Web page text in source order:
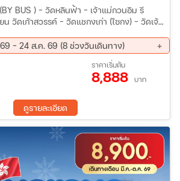
BUS ) – วัดหลินฟ้า – เจ้าแม่กวนอิม รี
HERITAGE วัดแชกง(ซาทิน) – ช้อป
SHOPPING อิสระช้อปปิ้ง
- 24 ส.ค. 69 (8 ช่วงวันเดินทาง)
10 ส.ค. 69 - 13 ส.ค. 69
17 ส.ค. 69 - 20 ส.ค. 69
21 ส.ค. 69 - 24 ส.ค. 69
27 ส.ค. 69 - 30 ส.ค. 69
ราคาเริ่มต้น
8,888 บาท
ดูรายละเอียด